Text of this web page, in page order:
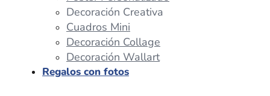
Decoración Creativa
Cuadros Mini
Decoración Collage
Decoración Wallart
Regalos con fotos